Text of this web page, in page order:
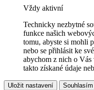
Vždy aktivní
Technicky nezbytné
funkce našich
tomu, abyste si mohli
nebo se přihlásit ke
abychom z nich o
takto získané údaje
Uložit nastavení Souhlasím